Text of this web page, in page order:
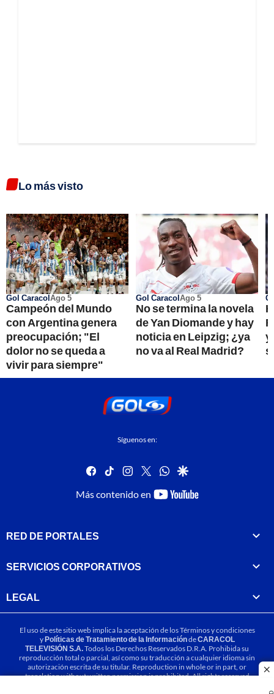
Lo más visto
Gol CaracolAgo 5
Campeón del Mundo
con Argentina genera
preocupación; "El
dolor no se queda a
vivir para siempre"
Gol CaracolAgo 5
No se termina la novela
de Yan Diomande y hay
noticia en Leipzig; ¿ya
no va al Real Madrid?
y
Síguenos en:
facebook
tiktok instagram
twitterwhatsapp
google
Más contenido en
youtube-
RED DE PORTALES
SERVICIOS CORPORATIVOS
LEGAL
El uso de este sitio web implica la aceptación de losTérminos y condiciones
yPolíticas de Tratamiento de la InformacióndeCARACOL
TELEVISIÓN S.A.Todos los Derechos Reservados D.R.A. Prohibida su
reproducción total o parcial, así como su traducción a cualquier idioma sin
autorización escrita de su titular. Reproduction in whole or in part, or
translation without written permission is prohibited. All rights reserved